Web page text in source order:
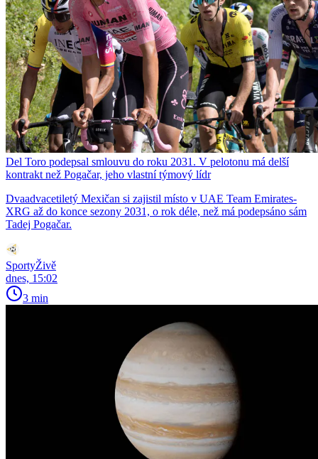
Del Toro podepsal smlouvu do roku 2031. V pelotonu má delší
kontrakt než Pogačar, jeho vlastní týmový lídr
Dvaadvacetiletý Mexičan si zajistil místo v UAE Team Emirates-
XRG až do konce sezony 2031, o rok déle, než má podepsáno sám
Tadej Pogačar.
SportyŽivě
dnes, 15:02
3 min